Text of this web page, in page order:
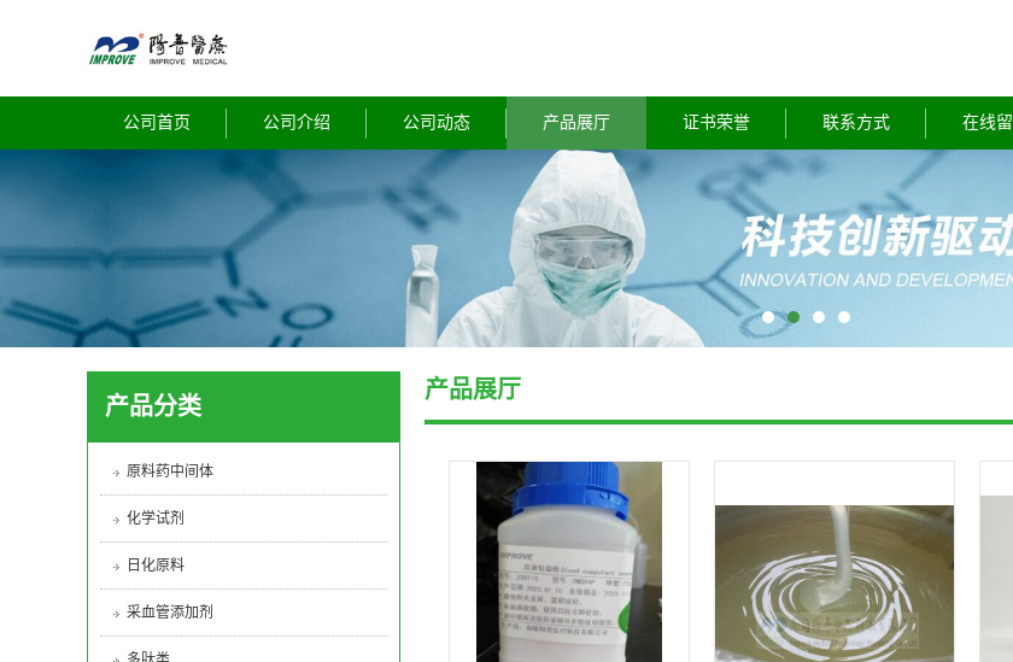
公司首页 公司介绍 公司动态 产品展厅 证书荣誉 联系方式 在线
产品分类
原料药中间体
化学试剂
日化原料
采血管添加剂
产品展厅